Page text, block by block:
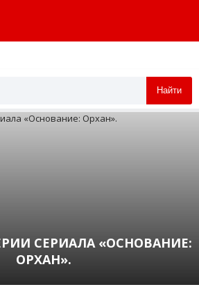
Найти
СЕРИАЛА «ОСНОВАНИЕ:
ОРХАН».